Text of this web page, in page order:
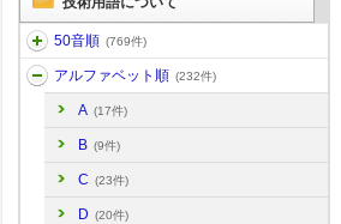
50音順 (769件)
アルファベット順 (232件)
A (17件)
B (9件)
C (23件)
D (20件)